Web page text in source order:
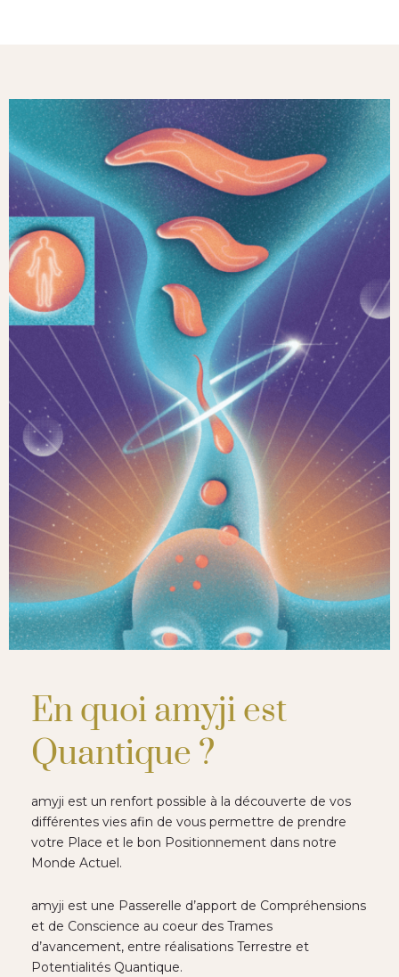
En quoi amyji est
Quantique ?
amyji est un renfort possible à la découverte de vos
différentes vies afin de vous permettre de prendre
votre Place et le bon Positionnement dans notre
Monde Actuel.
amyji est une Passerelle d’apport de Compréhensions
et de Conscience au coeur des Trames
d’avancement, entre réalisations Terrestre et
Potentialités Quantique.